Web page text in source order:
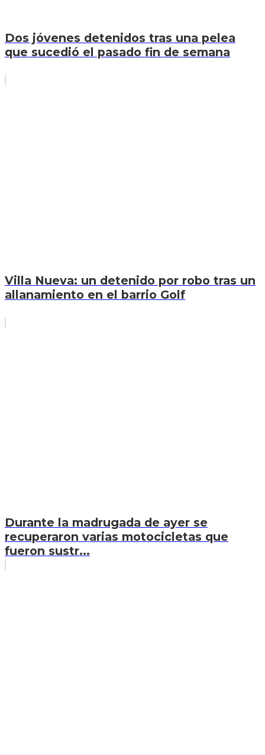
Dos jóvenes detenidos tras una pelea
que sucedió el pasado fin de semana
Villa Nueva: un detenido por robo tras un
allanamiento en el barrio Golf
Durante la madrugada de ayer se
recuperaron varias motocicletas que
fueron sustr...